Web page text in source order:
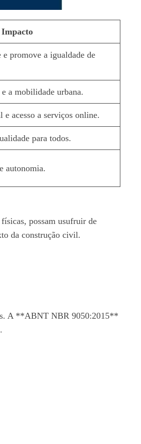
Impacto
promove a igualdade de
a mobilidade urbana.
acesso a serviços online.
para todos.
autonomia.
possam usufruir de
da construção civil.
A **ABNT NBR 9050:2015**